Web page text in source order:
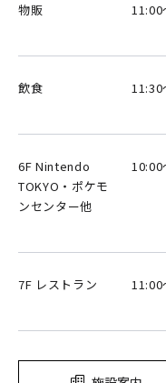
物販 11:00
飲食 11:30
6F Nintendo
TOKYO・ポケモ
ンセンター他
10:00
7F レストラン 11:00